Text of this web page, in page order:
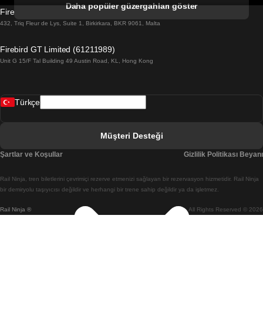
Barselona Sevilla Treni
Belfast Dublin Treni
Budapeşte Viyana Treni
Busan Cheonan(Asan) Treni
Daha popüler güzergahları göster
Firebird GT Limited (OC 1451)
432, Triq Fleur de Lys, Suite 1, Birkirkara, BKR 9061, Malta
Firebird GT Limited (61211989)
Unit G 15/F Tal Building 49 Austin Road, KL, Hong Kong
Rail Ninja ® All Rights Reserved © 2026
Rail Ninja, tren biletlerini çevrimiçi rezerve etmenizi sağlayan bir rezervasyon hizmetidir. Rail Ninja
bir demiryolu taşıyıcısı değildir ve herhangi bir trene sahip değildir ya da işletmez.
Türkçe
Müşteri Desteği
Şartlar ve Koşullar Gizlilik Politikası Beyanı